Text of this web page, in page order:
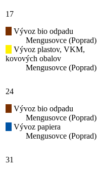
17
Vývoz bio odpadu
Mengusovce (Poprad)
Vývoz plastov, VKM,
kovových obalov
Mengusovce (Poprad)
24
Vývoz bio odpadu
Mengusovce (Poprad)
Vývoz papiera
Mengusovce (Poprad)
31